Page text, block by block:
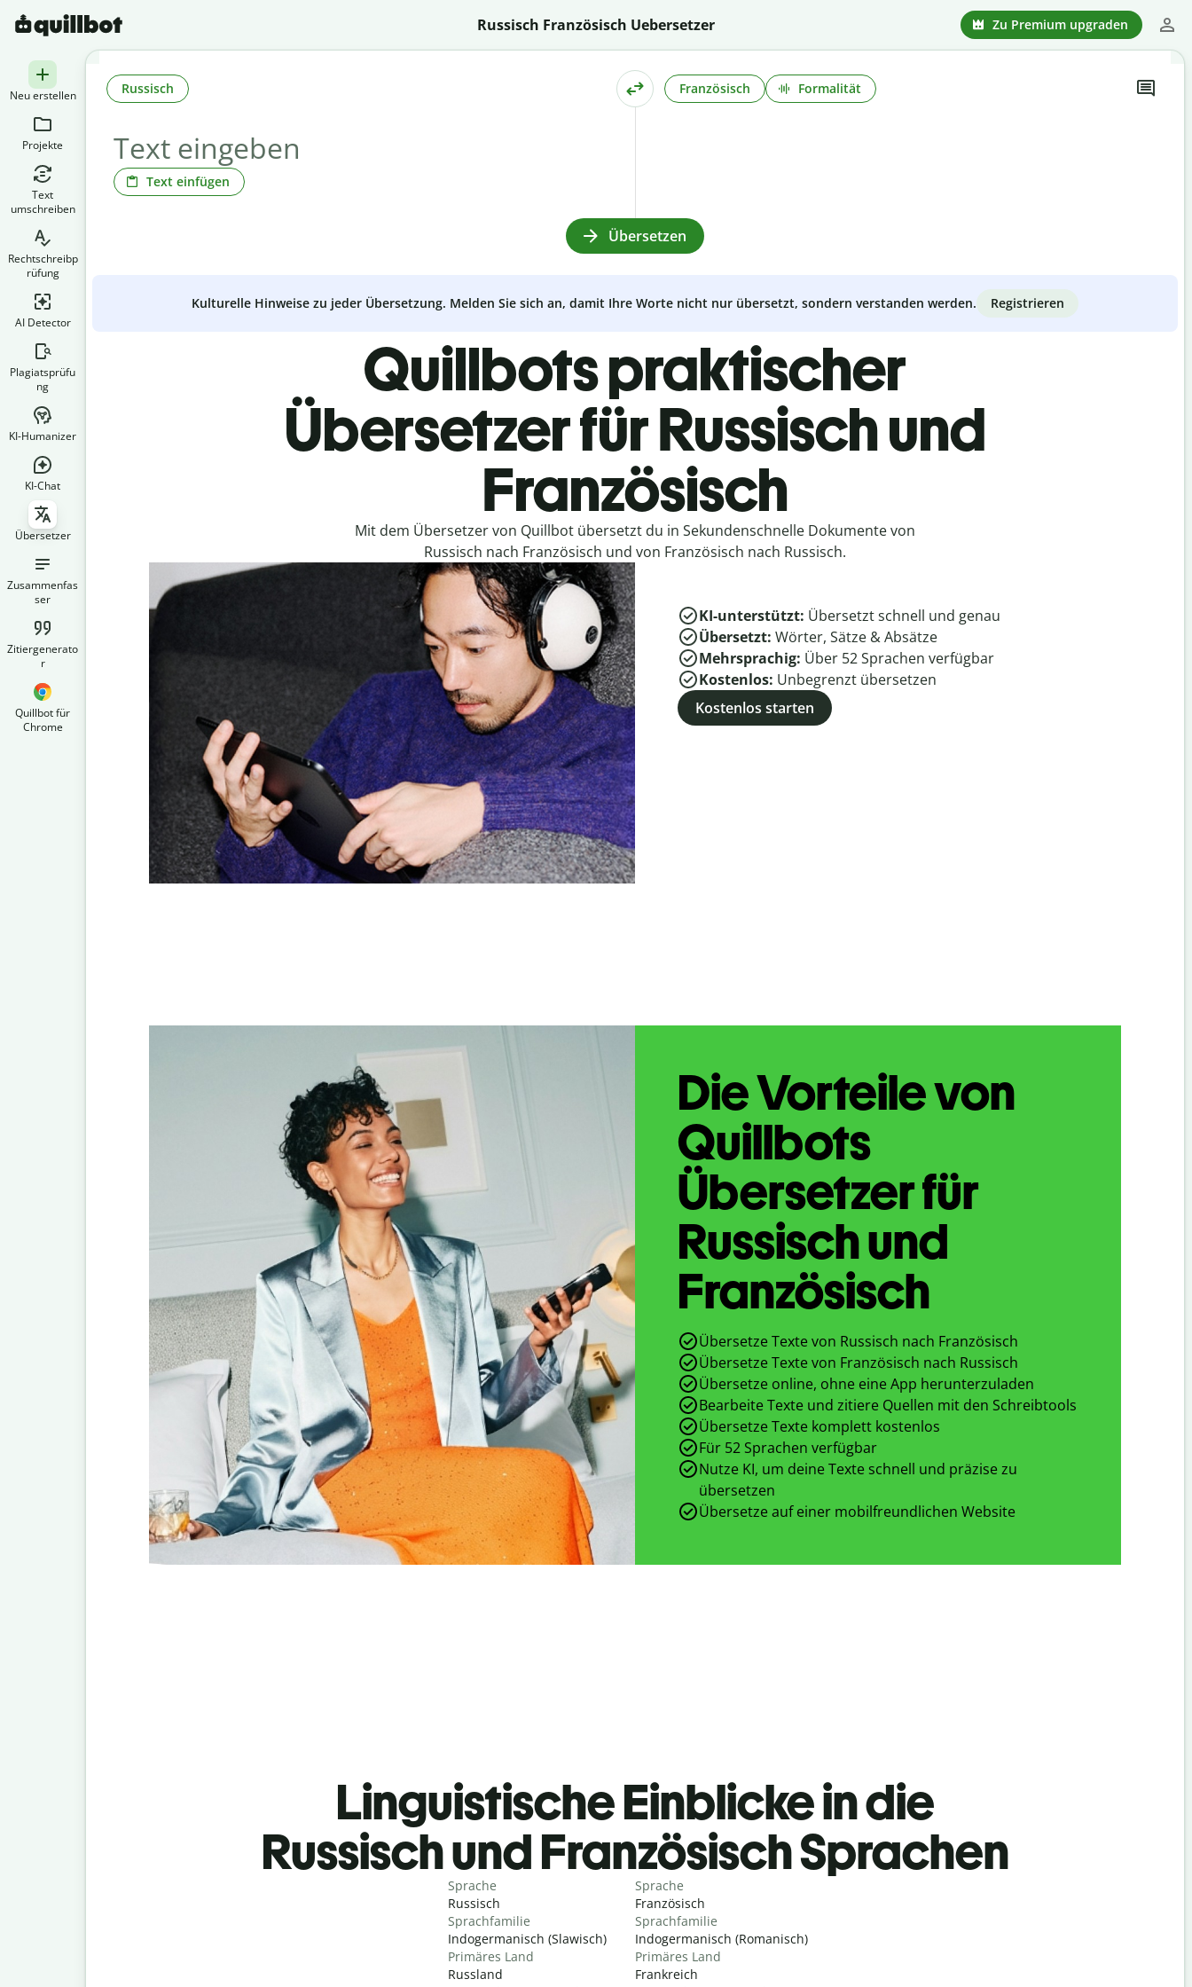
Russisch Französisch Uebersetzer Zu Premium upgraden
Neu erstellen
Projekte
Text
umschreiben
Rechtschreibp
rüfung
AI Detector
Plagiatsprüfu
ng
KI-Humanizer
KI-Chat
Übersetzer
Zusammenfas
ser
Zitiergenerato
r
Quillbot für
Chrome
Text einfügen
Russisch Französisch Formalität
Übersetzen
Kulturelle Hinweise zu jeder Übersetzung. Melden Sie sich an, damit Ihre Worte nicht nur übersetzt, sondern verstanden werden. Registrieren
Quillbots praktischer
Übersetzer für Russisch und
Französisch
Mit dem Übersetzer von Quillbot übersetzt du in Sekundenschnelle Dokumente von
Russisch nach Französisch und von Französisch nach Russisch.
KI-unterstützt: Übersetzt schnell und genau
Übersetzt: Wörter, Sätze & Absätze
Mehrsprachig: Über 52Sprachen verfügbar
Kostenlos: Unbegrenzt übersetzen
Kostenlos starten
Die Vorteile von
Quillbots
Übersetzer für
Russisch und
Französisch
Übersetze Texte von Russisch nach Französisch
Übersetze Texte von Französisch nach Russisch
Übersetze online, ohne eine App herunterzuladen
Bearbeite Texte und zitiere Quellen mit den Schreibtools
Übersetze Texte komplett kostenlos
Für 52 Sprachen verfügbar
Nutze KI, um deine Texte schnell und präzise zu
übersetzen
Übersetze auf einer mobilfreundlichen Website
Linguistische Einblicke in die
Russisch und Französisch Sprachen
Sprache
Russisch
Sprachfamilie
Indogermanisch (Slawisch)
Primäres Land
Russland
Sprache
Französisch
Sprachfamilie
Indogermanisch (Romanisch)
Primäres Land
Frankreich